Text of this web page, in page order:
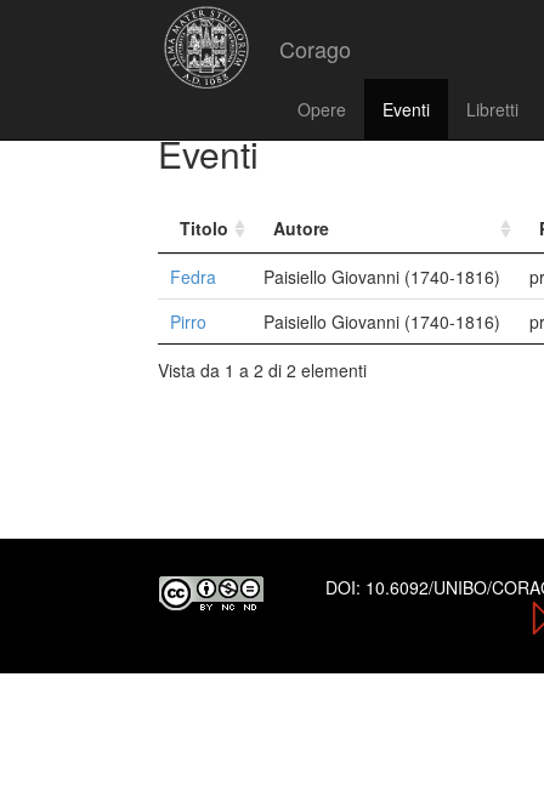
Corago
Opere Eventi Libretti
Eventi
Titolo Autore
Fedra
Paisiello Giovanni (1740-1816)
Pirro
Paisiello Giovanni (1740-1816)
Vista da 1 a 2 di 2 elementi
DOI: 10.6092/UNIBO/